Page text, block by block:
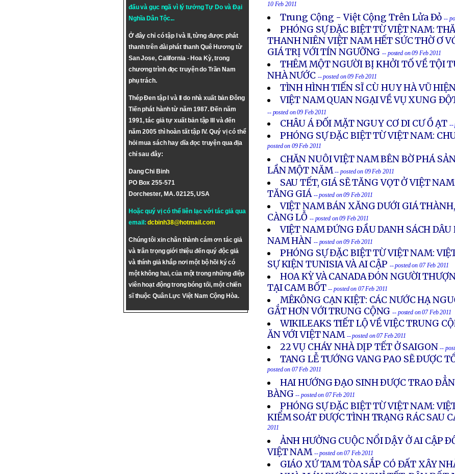
đấu và gục ngã vì lý tưởngTự DovàĐại
Nghĩa Dân Tộc...
Ở đây chỉ có tập I và II, từng được phát
thanh trên đài phát thanh Quê Hương từ
San Jose, California - Hoa Kỳ, trong
chương trình đọc truyện do Trần Nam
phụ trách.
Thép Đen tập I và II do nhà xuất bản Đông
Tiến phát hành từ năm 1987. Đến năm
1991, tác giả tự xuất bản tập III và đến
năm 2005 thì hoàn tất tập IV. Quý vị có thể
hỏi mua sách hay dĩa đọc truyện qua địa
chỉ sau đây:
Dang Chi Binh
PO Box 255-571
Dorchester, MA. 02125, USA
Hoặc quý vị có thể liên lạc với tác giả qua
email:dcbinh38@hotmail.com
Chúng tôi xin chân thành cám ơn tác giả
và trân trọng giới thiệu đến quý độc giả
và thính giả khắp nơi một bộ hồi ký có
một không hai, của một trong những điệp
viên hoạt động trong bóng tối, một chiến
sĩ thuộc Quân Lực Việt Nam Cộng Hòa.
10 Feb 2011
Trung Cộng - Việt Cộng Trên Lửa Ðỏ --
PHÓNG SỰ ĐẶC BIỆT TỪ VIỆT NAM:
THANH NIÊN VIỆT NAM HẾT SỨC THỜ Ơ
GIÁ TRỊ VỚI TÍN NGƯỠNG -- posted on 09 Feb 2011
THÊM MỘT NGƯỜI BỊ KHỞI TỐ VỀ TỘI
NHÀ NƯỚC -- posted on 09 Feb 2011
TÌNH HÌNH TIẾN SĨ CÙ HUY HÀ VŨ
VIỆT NAM QUAN NGẠI VỀ VỤ XUNG
-- posted on 09 Feb 2011
CHÂU Á ĐỐI MẶT NGUY CƠ DI CƯ Ồ ẠT --
PHÓNG SỰ ĐẶC BIỆT TỪ VIỆT NAM:
posted on 09 Feb 2011
CHĂN NUÔI VIỆT NAM BÊN BỜ PHÁ
LẦN MỘT NĂM -- posted on 09 Feb 2011
SAU TẾT, GIÁ SẼ TĂNG VỌT Ở VIỆT
TĂNG GIÁ -- posted on 09 Feb 2011
VIỆT NAM BÁN XĂNG DƯỚI GIÁ
CÀNG LỖ -- posted on 09 Feb 2011
VIỆT NAM ÐỨNG ÐẦU DANH SÁCH DÂU
NAM HÀN -- posted on 09 Feb 2011
PHÓNG SỰ ĐẶC BIỆT TỪ VIỆT NAM:
SỰ KIỆN TUNISIA VÀ AI CẬP -- posted on 07 Feb 2011
HOA KỲ VÀ CANADA ĐÓN NGƯỜI
TẠI CAM BỐT-- posted on 07 Feb 2011
MÊKÔNG CẠN KIỆT: CÁC NƯỚC HẠ
GẮT HƠN VỚI TRUNG CỘNG -- posted on 07 Feb 2011
WIKILEAKS TIẾT LỘ VỀ VIỆC TRUNG
ĂN VỚI VIỆT NAM -- posted on 07 Feb 2011
22 VỤ CHÁY NHÀ DỊP TẾT Ở SAIGON --
TANG LỄ TƯỚNG VANG PAO SẼ ÐƯỢC
posted on 07 Feb 2011
HAI HƯỚNG ÐẠO SINH ÐƯỢC TRAO
BÀNG -- posted on 07 Feb 2011
PHÓNG SỰ ĐẶC BIỆT TỪ VIỆT NAM:
KIỂM SOÁT ĐƯỢC TÌNH TRẠNG RÁC SAU
2011
ẢNH HƯỞNG CUỘC NỔI DẬY Ở AI CẬP
VIỆT NAM -- posted on 07 Feb 2011
GIÁO XỨ TAM TÒA SẮP CÓ ĐẤT XÂY